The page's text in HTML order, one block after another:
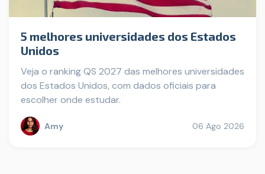
5 melhores universidades dos Estados
Unidos
Veja o ranking QS 2027 das melhores universidades
dos Estados Unidos, com dados oficiais para
escolher onde estudar.
Amy 06 Ago 2026